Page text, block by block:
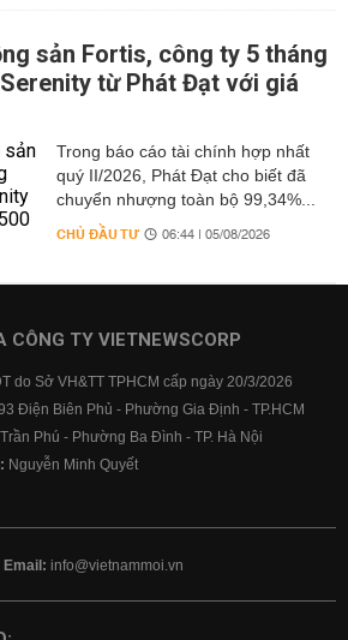
sản Fortis, công ty 5 tháng
từ Phát Đạt với giá
Trong báo cáo tài chính hợp nhất
quý II/2026, Phát Đạt cho biết đã
chuyển nhượng toàn bộ 99,34%...
CHỦ ĐẦU TƯ 06:44 | 05/08/2026
TY VIETNEWSCORP
do Sở VH&TT TPHCM cấp ngày 20/3/2026
Điện Biên Phủ - Phường Gia Định - TP.HCM
Phú - Phường Ba Đình - TP. Hà Nội
Nguyễn Minh Quyết
Email: info@vietnammoi.vn